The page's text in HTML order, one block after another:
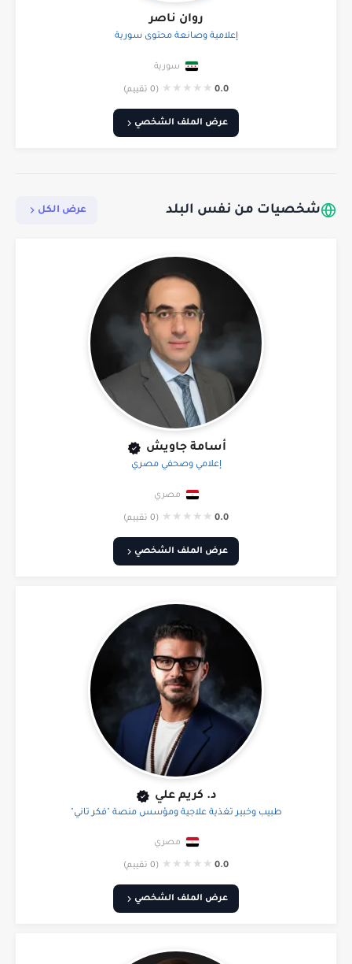
روان ناصر
إعلامية وصانعة محتوى سورية
سورية
0.0
★
★
★
★
★ (0 تقييم)
عرض الملف الشخصي
شخصيات من نفس البلد عرض الكل
أسامة جاويش
إعلامي وصحفي مصري
مصري
0.0
★
★
★
★
★ (0 تقييم)
عرض الملف الشخصي
د. كريم علي
طبيب وخبير تغذية علاجية ومؤسس منصة "فكر تاني"
مصري
0.0
★
★
★
★
★ (0 تقييم)
عرض الملف الشخصي